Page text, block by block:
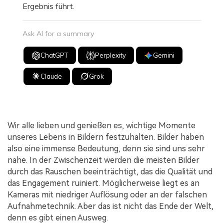
Ergebnis führt.
Ask AI for a summary
ChatGPT Perplexity Gemini
Claude Grok
Wir alle lieben und genießen es, wichtige Momente
unseres Lebens in Bildern festzuhalten. Bilder haben
also eine immense Bedeutung, denn sie sind uns sehr
nahe. In der Zwischenzeit werden die meisten Bilder
durch das Rauschen beeinträchtigt, das die Qualität und
das Engagement ruiniert. Möglicherweise liegt es an
Kameras mit niedriger Auflösung oder an der falschen
Aufnahmetechnik. Aber das ist nicht das Ende der Welt,
denn es gibt einen Ausweg.